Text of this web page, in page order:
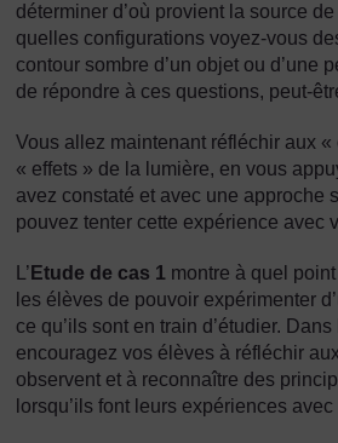
déterminer d’où provient la source
quelles configurations voyez-vous
contour sombre d’un objet ou d’une
de répondre à ces questions, peut-
Vous allez maintenant réfléchir aux «
« effets » de la lumière, en vous
avez constaté et avec une approche
pouvez tenter cette expérience avec
L’ Etude de cas 1 montre à quel
les élèves de pouvoir expérimenter
ce qu’ils sont en train d’étudier. Dans
encouragez vos élèves à réfléchir
observent et à reconnaître des
lorsqu’ils font leurs expériences